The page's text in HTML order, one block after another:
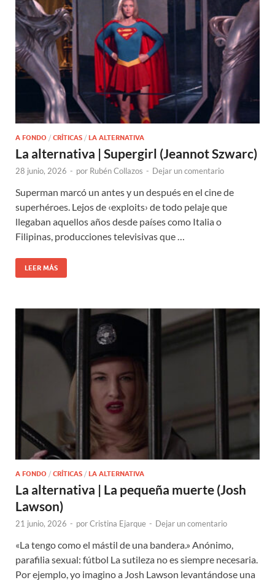
A FONDO / CRÍTICAS / LA ALTERNATIVA
La alternativa | Supergirl (Jeannot Szwarc)
28 junio, 2026 - por Rubén Collazos - Dejar un comentario
Superman marcó un antes y un después en el cine de
superhéroes. Lejos de ‹exploits› de todo pelaje que
llegaban aquellos años desde países como Italia o
Filipinas, producciones televisivas que …
LEER MÁS
A FONDO / CRÍTICAS / LA ALTERNATIVA
La alternativa | La pequeña muerte (Josh
Lawson)
21 junio, 2026 - porCristina Ejarque - Dejar un comentario
«La tengo como el mástil de una bandera.» Anónimo,
parafilia sexual: fútbol La sutileza no es siempre necesaria.
Por ejemplo, yo imagino a Josh Lawson levantándose una